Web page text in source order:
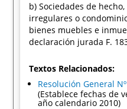
b) Sociedades de
irregulares o
bienes muebles e
declaración jurada F.
Textos Relacionados:
Resolución General
(Establece fechas de
año calendario 2010)